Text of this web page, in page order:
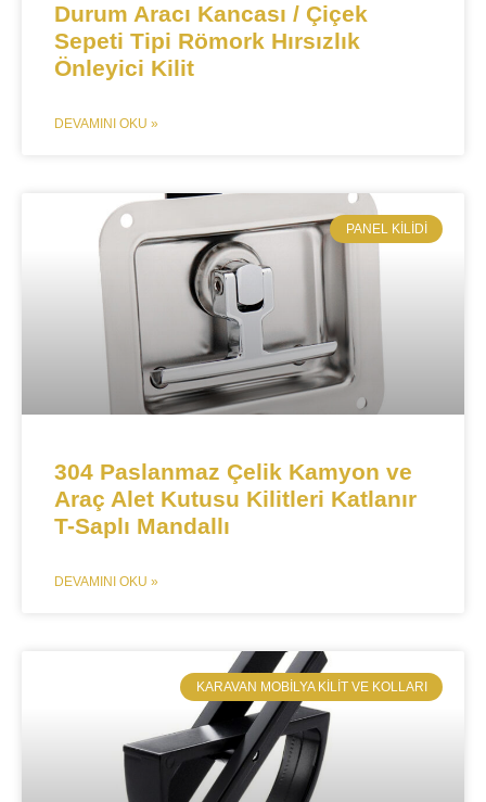
Durum Aracı Kancası / Çiçek
Sepeti Tipi Römork Hırsızlık
Önleyici Kilit
DEVAMINI OKU »
​PANEL KILIDI
304 Paslanmaz Çelik Kamyon ve
Araç Alet Kutusu Kilitleri Katlanır
T-Saplı Mandallı
DEVAMINI OKU »
​KARAVAN MOBILYA KILIT VE KOLLARI